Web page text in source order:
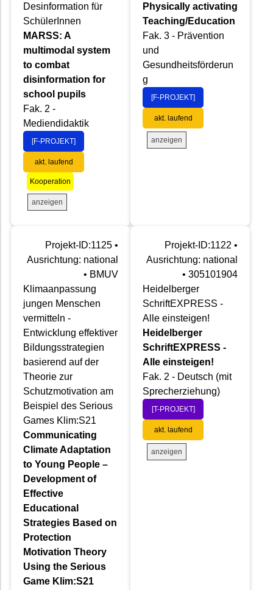
Desinformation für
SchülerInnen
MARSS: A
multimodal system
to combat
disinformation for
school pupils
Fak. 2 -
Mediendidaktik
[F-PROJEKT]
akt. laufend
Kooperation
anzeigen
Physically activating
Teaching/Education
Fak. 3 - Prävention
und
Gesundheitsförderun
g
[F-PROJEKT]
akt. laufend
anzeigen
Projekt-ID:1125 •
Ausrichtung: national
• BMUV
Klimaanpassung
jungen Menschen
vermitteln -
Entwicklung effektiver
Bildungsstrategien
basierend auf der
Theorie zur
Schutzmotivation am
Beispiel des Serious
Games Klim:S21
Communicating
Climate Adaptation
to Young People –
Development of
Effective
Educational
Strategies Based on
Protection
Motivation Theory
Using the Serious
Game Klim:S21
Projekt-ID:1122 •
Ausrichtung: national
• 305101904
Heidelberger
SchriftEXPRESS -
Alle einsteigen!
Heidelberger
SchriftEXPRESS -
Alle einsteigen!
Fak. 2 - Deutsch (mit
Sprecherziehung)
[T-PROJEKT]
akt. laufend
anzeigen